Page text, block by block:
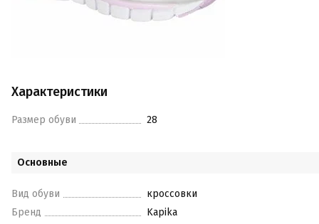
Характеристики
Размер обуви 28
Основные
Вид обуви
кроссовки
Бренд
Kapika